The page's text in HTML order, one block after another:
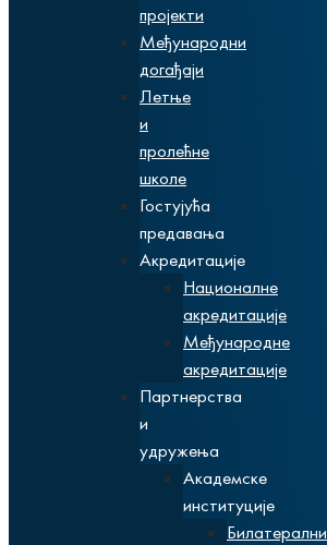
пројекти
Међународни
догађаји
Летње
и
пролећне
школе
Гостујућа
предавања
Акредитације
Националне
акредитације
Међународне
акредитације
Партнерства
и
удружења
Академске
институције
Билатерални